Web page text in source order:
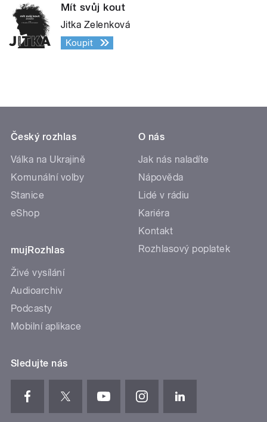
Mít svůj kout
Jitka Zelenková
Koupit
Český rozhlas
Válka na Ukrajině
Komunální volby
Stanice
eShop
mujRozhlas
Živé vysílání
Audioarchiv
Podcasty
Mobilní aplikace
O nás
Jak nás naladíte
Nápověda
Lidé v rádiu
Kariéra
Kontakt
Rozhlasový poplatek
Sledujte nás